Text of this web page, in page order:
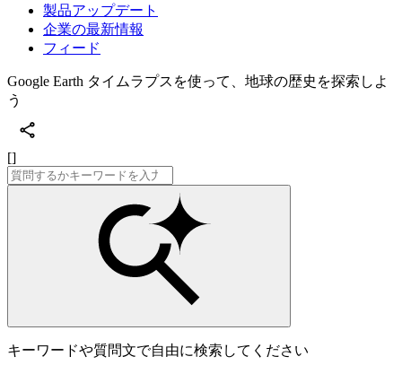
製品アップデート
企業の最新情報
フィード
Google Earth タイムラプスを使って、地球の歴史を探索しよ
う
[]
キーワードや質問文で自由に検索してください